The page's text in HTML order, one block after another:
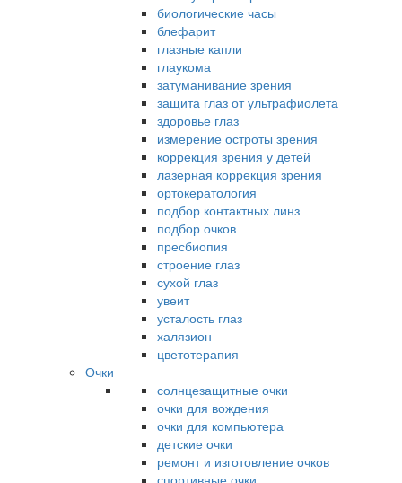
биологические часы
блефарит
глазные капли
глаукома
затуманивание зрения
защита глаз от ультрафиолета
здоровье глаз
измерение остроты зрения
коррекция зрения у детей
лазерная коррекция зрения
ортокератология
подбор контактных линз
подбор очков
пресбиопия
строение глаз
сухой глаз
увеит
усталость глаз
халязион
цветотерапия
Очки
солнцезащитные очки
очки для вождения
очки для компьютера
детские очки
ремонт и изготовление очков